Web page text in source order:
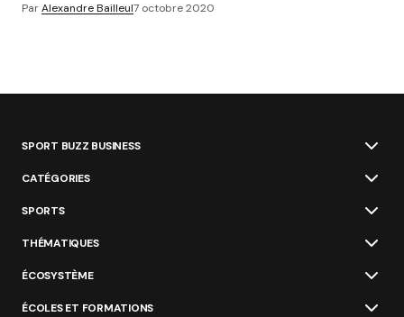
ParAlexandre Bailleul7 octobre 2020
SPORT BUZZ BUSINESS
CATÉGORIES
SPORTS
THÉMATIQUES
ÉCOSYSTÈME
ÉCOLES ET FORMATIONS